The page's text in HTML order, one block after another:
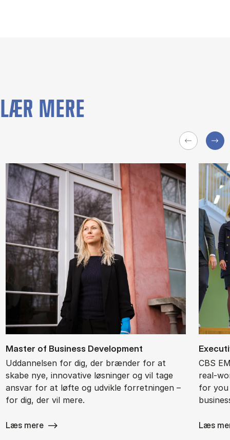
LÆR MERE
Ma­ster of Bu­si­ness De­ve­l­op­ment
Uddannelsen for dig, der brænder for at
skabe nye, innovative løsninger og vil tage
ansvar for at løfte og udvikle forretningen –
for dig, der vil mere.
Læs mere
CBS
real-
for you
Læs